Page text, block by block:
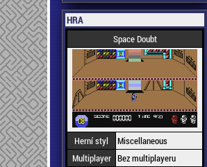
HRA
Space Doubt
Herní styl
Miscellaneous
Multiplayer Bez multiplayeru